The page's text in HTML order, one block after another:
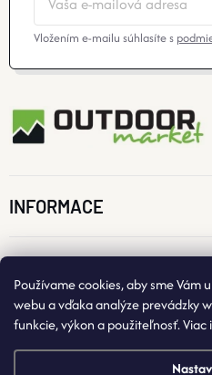
Používame cookies, aby sme
webu a vďaka analýze prevádzky
funkcie, výkon a použiteľnosť.
Vložením e-mailu súhlasíte s
INFORMACE
KONTAKTNÉ ÚDAJE